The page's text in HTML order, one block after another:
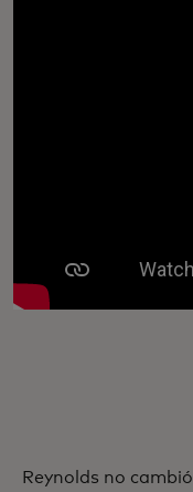
Reynolds no